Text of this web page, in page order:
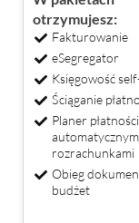
otrzymujesz:
Fakturowanie
eSegregator
Księgowość
Ściąganie
Planer
rozrachunkami
Obieg
budżet